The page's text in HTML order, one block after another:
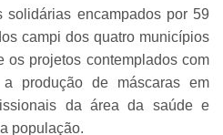
encampados por 59
campi dos quatro municípios
os projetos contemplados com
produção de máscaras em
da área da saúde e
população.